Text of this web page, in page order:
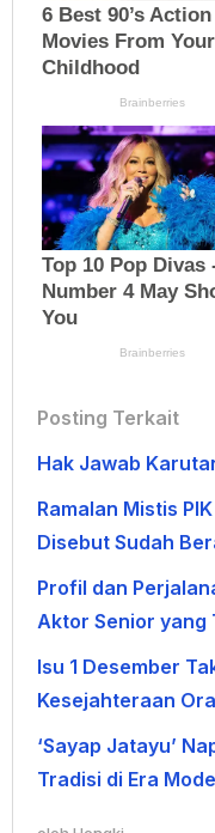
Posting Terkait
Hak Jawab
Ramalan Mistis
Disebut Sudah
Profil dan
Aktor Senior yang
Isu 1 Desember
Kesejahteraan
‘Sayap Jatayu’
Tradisi di Era